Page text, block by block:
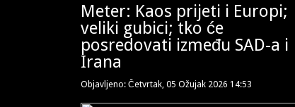
Meter: Kaos prijeti i Europi;
veliki gubici; tko će
posredovati između SAD-a i
Irana
Objavljeno: Četvrtak, 05 Ožujak 2026 14:53